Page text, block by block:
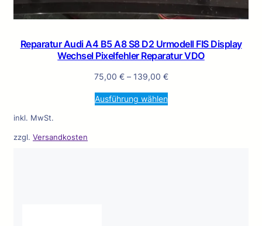
Reparatur Audi A4 B5 A8 S8 D2 Urmodell FIS Display
Wechsel Pixelfehler Reparatur VDO
75,00 €– 139,00 €
Ausführung wählen
inkl. MwSt.
zzgl. Versandkosten